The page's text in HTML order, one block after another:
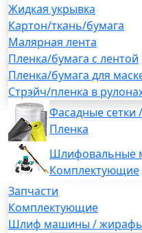
Жидкая укрывка
Картон/ткань/бумага
Малярная лента
Пленка/бумага с лентой
Пленка/бумага для
Стрэйч/пленка в
Фасадные сетки
Пленка
Шлифовальные
Комплектующие
Запчасти
Комплектующие
Шлиф машины /